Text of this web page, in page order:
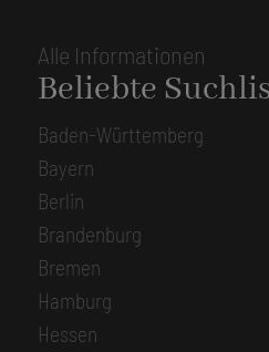
Alle Informationen
Beliebte
Baden-Württemberg
Bayern
Berlin
Brandenburg
Bremen
Hamburg
Hessen